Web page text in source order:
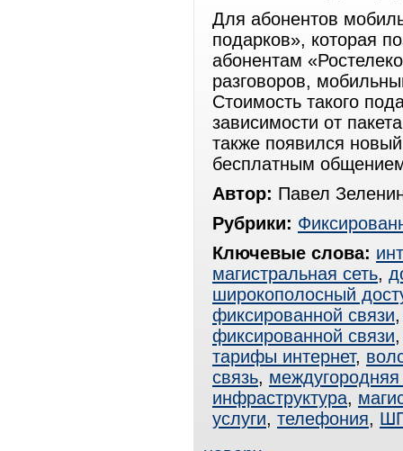
Для абонентов
подарков», которая
абонентам
разговоров,
Стоимость такого
зависимости от
также появился
бесплатным
Автор: Павел
Рубрики:
Ключевые слова:
магистральная сеть,
широкополосный
фиксированной связи
фиксированной связи
тарифы интернет,
связь, междугородняя
инфраструктура,
услуги, телефония,